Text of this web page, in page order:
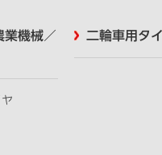
業機械／
二輪車用タ